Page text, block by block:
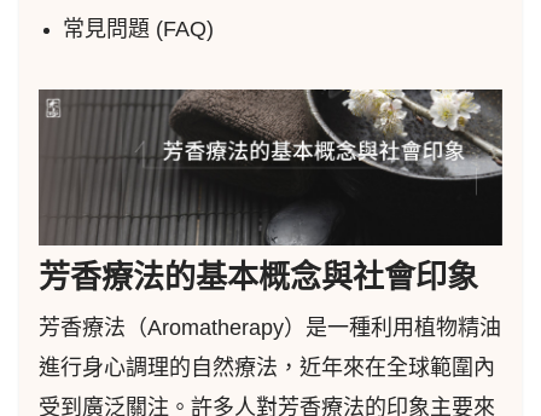
常見問題 (FAQ)
芳香療法的基本概念與社會印象
芳香療法（Aromatherapy）是一種利用植物精油
進行身心調理的自然療法，近年來在全球範圍內
受到廣泛關注。許多人對芳香療法的印象主要來